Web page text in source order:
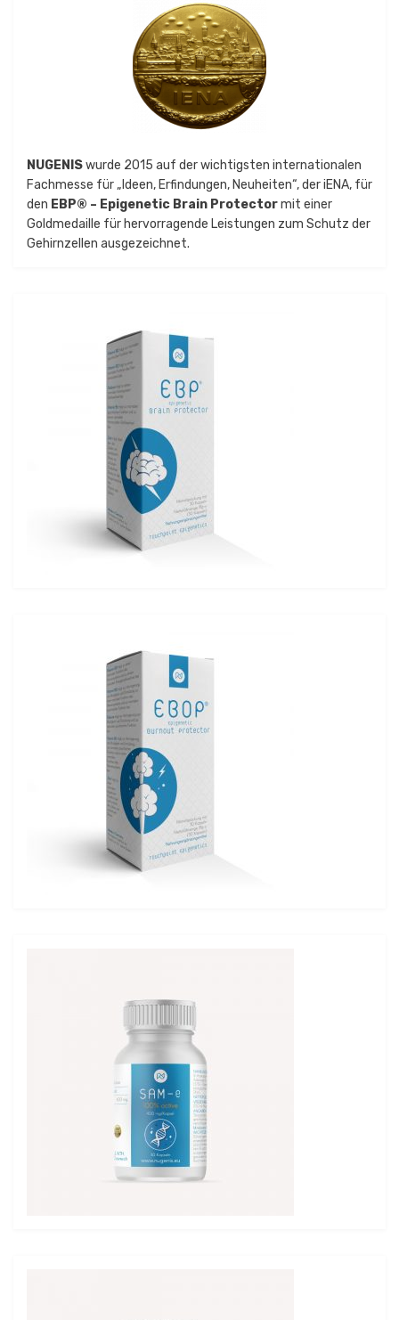
NUGENISwurde 2015 auf der wichtigsten internationalen
Fachmesse für „Ideen, Erfindungen, Neuheiten“, der iENA, für
den EBP® – Epigenetic Brain Protectormit einer
Goldmedaille für hervorragende Leistungen zum Schutz der
Gehirnzellen ausgezeichnet.